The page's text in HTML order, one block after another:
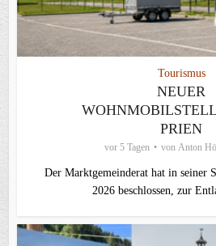
Tourismus
NEUER
PRIEN
vor 5 Tagen von Anton
Der Marktgemeinderat hat in seiner
2026 beschlossen, zur